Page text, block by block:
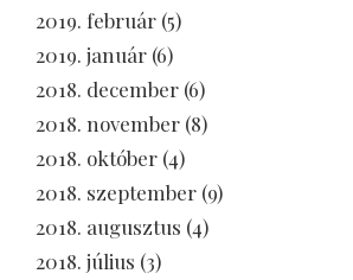
2019. február (5)
2019. január (6)
2018. december (6)
2018. november (8)
2018. október (4)
2018. szeptember (9)
2018. augusztus (4)
2018. július (3)